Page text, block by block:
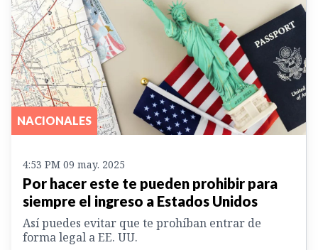
NACIONALES
4:53 PM 09 may. 2025
Por hacer este te pueden prohibir para
siempre el ingreso a Estados Unidos
Así puedes evitar que te prohíban entrar de
forma legal a EE. UU.